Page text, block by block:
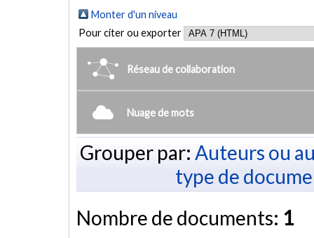
Monter d'un niveau
Pour citer ou exporter
Réseau de collaboration
Nuage de mots
Grouper par: Auteurs ou
type de
Nombre de documents: 1